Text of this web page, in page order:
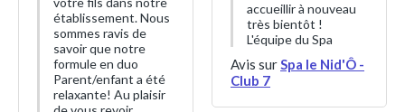
établissement. Nous
sommes ravis de
savoir que notre
formule en duo
Parent/enfant a été
relaxante! Au plaisir
accueillir à nouveau
très bientôt !
L'équipe du Spa
Avis surSpa le Nid'Ô -
Club 7